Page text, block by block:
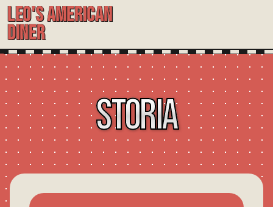
LEO'S AMERICAN
DINER
STORIA